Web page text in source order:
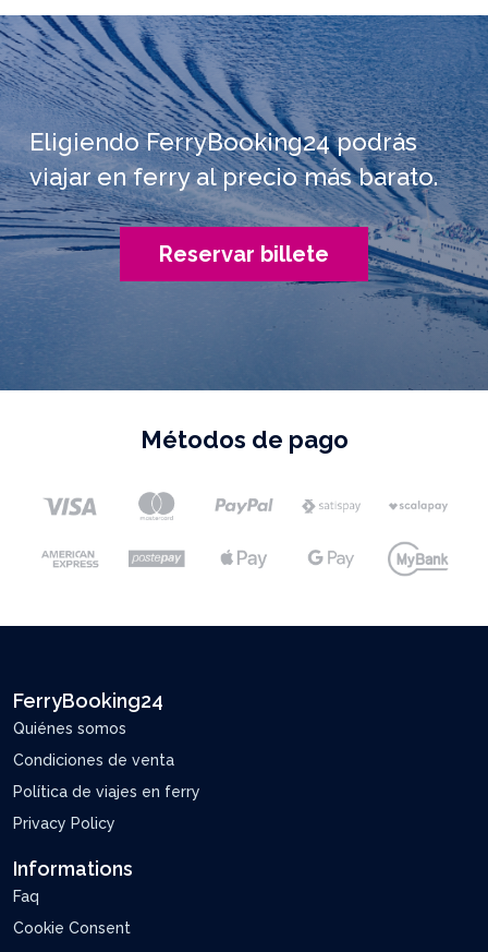
Eligiendo FerryBooking24 podrás
viajar en ferry al precio más barato.
Reservar billete
Métodos de pago
FerryBooking24
Quiénes somos
Condiciones de venta
Política de viajes en ferry
Privacy Policy
Informations
Faq
Cookie Consent